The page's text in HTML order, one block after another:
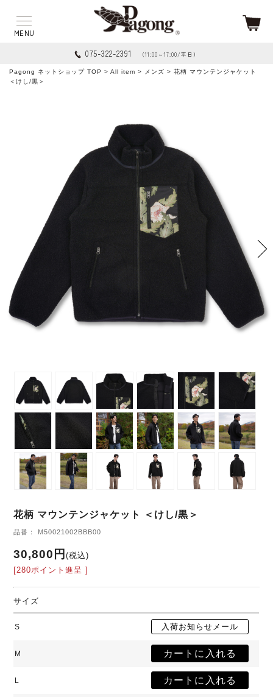
075-322-2391 （11:00～17:00/平日）
Pagong ネットショップ TOP > All item > メンズ > 花柄 マウンテンジャケット
＜けし/黒＞
花柄 マウンテンジャケット ＜けし/黒＞
品番： M50021002BBB00
30,800円(税込)
[280ポイント進呈 ]
サイズ
S
M
L